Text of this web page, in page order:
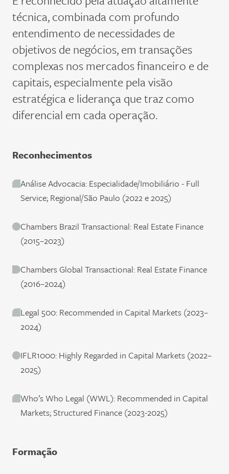
técnica, combinada com profundo
entendimento de necessidades de
objetivos de negócios, em transações
complexas nosmercadosfinanceiro e de
capitais, especialmente pela visão
estratégica e liderança que traz como
diferencial em cada operação.
Reconhecimentos
Análise Advocacia: Especialidade/Imobiliário - Full
Service; Regional/São Paulo (2022 e 2025)
Chambers Brazil Transactional: Real Estate Finance
(2015–2023)
Chambers Global Transactional: Real Estate Finance
(2016–2024)
Legal 500: Recommended in Capital Markets (2023–
2024)
IFLR1000: Highly Regarded in Capital Markets (2022–
2025)
Who’s Who Legal (WWL): Recommended in Capital
Markets; Structured Finance (2023-2025)
Formação